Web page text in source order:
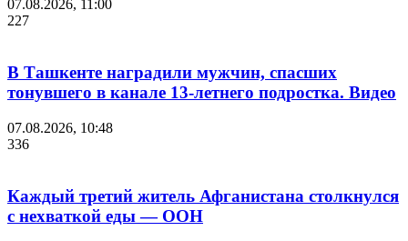
07.08.2026, 11:00
227
В Ташкенте наградили мужчин, спасших
тонувшего в канале 13-летнего подростка. Видео
07.08.2026, 10:48
336
Каждый третий житель Афганистана столкнулся
с нехваткой еды — ООН